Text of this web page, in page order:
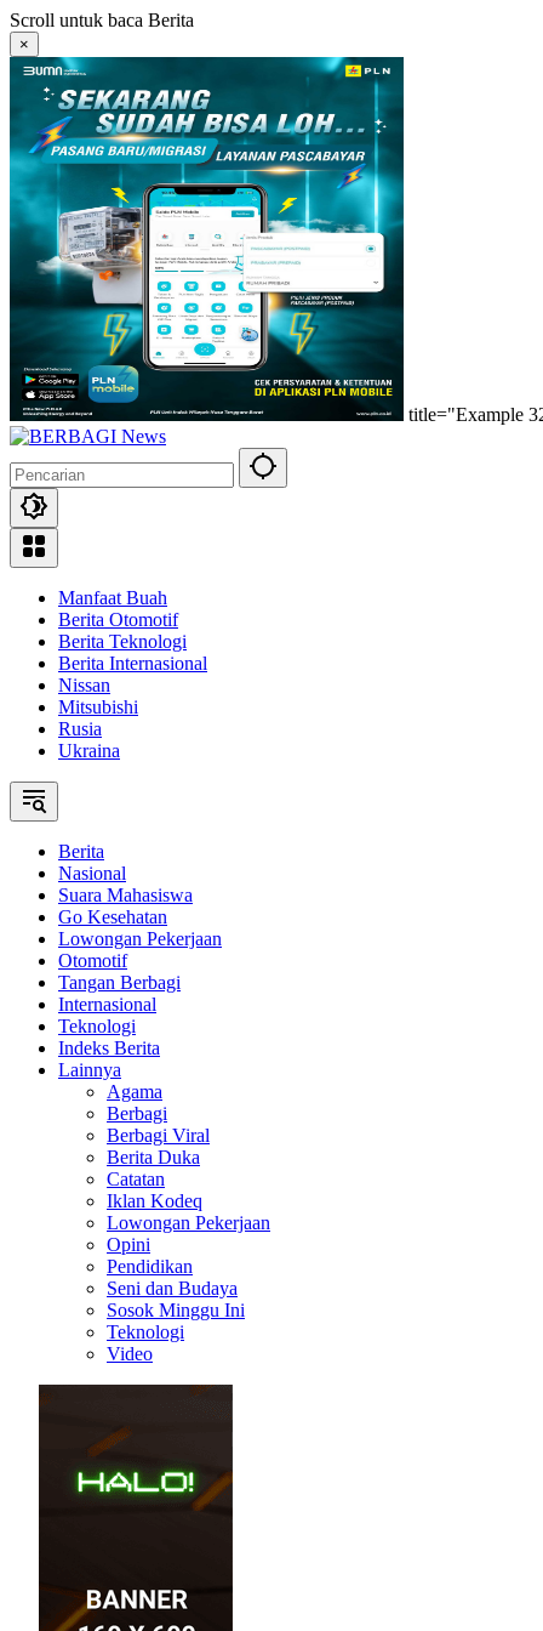
Langsung
ke
konten
Scroll untuk baca Berita
×
title="Example
Manfaat Buah
Berita Otomotif
Berita Teknologi
Berita Internasional
Nissan
Mitsubishi
Rusia
Ukraina
Berita
Nasional
Suara Mahasiswa
Go Kesehatan
Lowongan Pekerjaan
Otomotif
Tangan Berbagi
Internasional
Teknologi
Indeks Berita
Lainnya
Agama
Berbagi
Berbagi Viral
Berita Duka
Catatan
Iklan Kodeq
Lowongan Pekerjaan
Opini
Pendidikan
Seni dan Budaya
Sosok Minggu Ini
Teknologi
Video